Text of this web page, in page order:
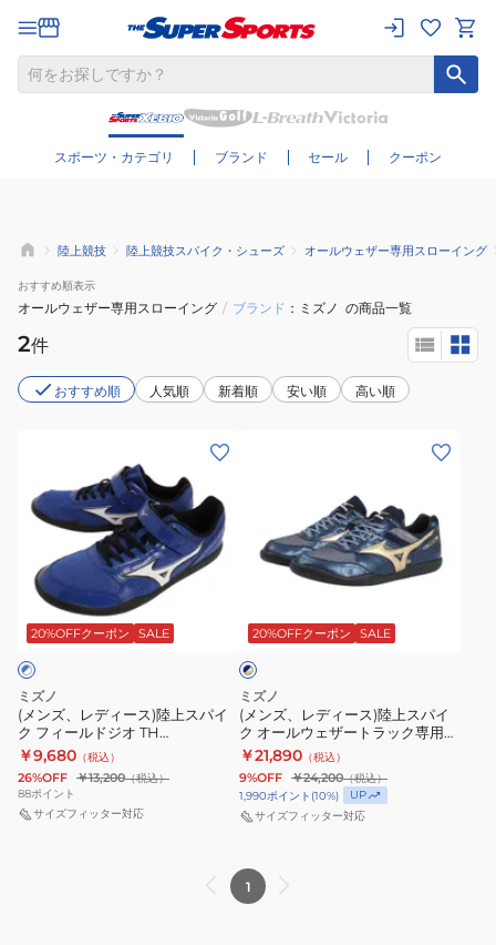
スポーツ・カテゴリ ブランド セール クーポン
さらに絞り込む
陸上競技 陸上競技スパイク・シューズ オールウェザー専用スローイング
おすすめ順表示
オールウェザー専用スローイング / ブランド ミズノ の商品一覧
2件
おすすめ順 人気順 新着順 安い順 高い順
ズ、
ス)
陸
上
ス
パ
イ
ク
フ
20%OFFクーポン SALE
ミズノ
(メンズ、レディース)陸上スパイ
ク フィールドジオ TH
U1GA184801 オールウェザートラ
ック専用
￥9,680 （税込）
26%OFF ￥13,200（税込）
88ポイント
サイズフィッター対応
ス)
陸
上
ス
パ
イ
ク
オ
ル
ウ
20%OFFクーポン SALE
ネ
イ
ビ
ー
ル
ド
ミズノ
(メンズ、レディース)陸上スパイ
ク オールウェザートラック専用
フィールドジオRD JAPAN スロー
イング U1GA254401
￥21,890 （税込）
9%OFF ￥24,200（税込）
1,990ポイント (10%)
UP
サイズフィッター対応
1